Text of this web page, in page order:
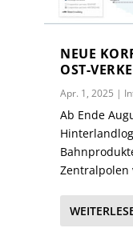
NEUE
OST-
Apr. 1, 2025 |
Ab Ende
Zentralpolen